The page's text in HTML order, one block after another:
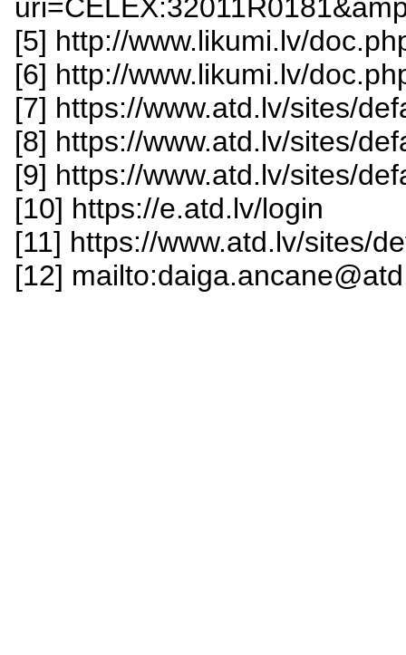
[5] http://www.likumi.lv/
[6] http://www.likumi.lv/
[7] https://www.atd.lv/sites/
[8] https://www.atd.lv/sites/
[9] https://www.atd.lv/sites/
[10] https://e.atd.lv/login
[11] https://www.atd.lv/sites/
[12]